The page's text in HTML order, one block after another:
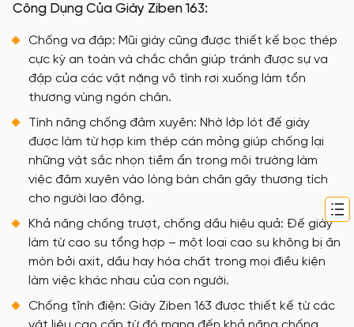
Công Dụng Của Giày Ziben 163:
Chống va đập: Mũi giày cũng được thiết kế bọc thép
cực kỳ an toàn và chắc chắn giúp tránh được sự va
đập của các vật nặng vô tình rơi xuống làm tổn
thương vùng ngón chân.
Tính năng chống đâm xuyên: Nhờ lớp lót đế giày
được làm từ hợp kim thép cán mỏng giúp chống lại
những vật sắc nhọn tiềm ẩn trong môi trường làm
việc đâm xuyên vào lòng bàn chân gây thương tích
cho người lao động.
Khả năng chống trượt, chống dầu hiệu quả: Đế giày
làm từ cao su tổng hợp – một loại cao su không bị ăn
mòn bởi axit, dầu hay hóa chất trong mọi điều kiện
làm việc khác nhau của con người.
Chống tĩnh điện: Giày Ziben 163 được thiết kế từ các